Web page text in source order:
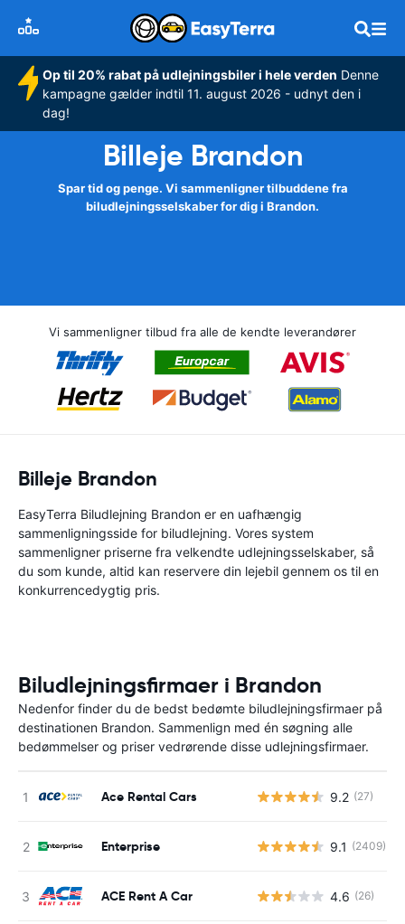
Op til 20% rabat på udlejningsbiler i hele verden Denne
kampagne gælder indtil 11. august 2026 - udnyt den i
dag!
Billeje Brandon
Spar tid og penge. Vi sammenligner tilbuddene fra
biludlejningsselskaber for dig i Brandon.
Vi sammenligner tilbud fra alle de kendte leverandører
Billeje Brandon
EasyTerra Biludlejning Brandon er en uafhængig
sammenligningsside for biludlejning. Vores system
sammenligner priserne fra velkendte udlejningsselskaber, så
du som kunde, altid kan reservere din lejebil gennem os til en
konkurrencedygtig pris.
Biludlejningsfirmaer i Brandon
Nedenfor finder du de bedst bedømte biludlejningsfirmaer på
destinationen Brandon. Sammenlign med én søgning alle
bedømmelser og priser vedrørende disse udlejningsfirmaer.
Ace Rental Cars 9.2 (27)
Enterprise 9.1 (2409)
ACE Rent A Car 4.6 (26)